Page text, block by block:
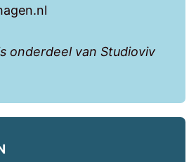
onderdeel van Studioviv